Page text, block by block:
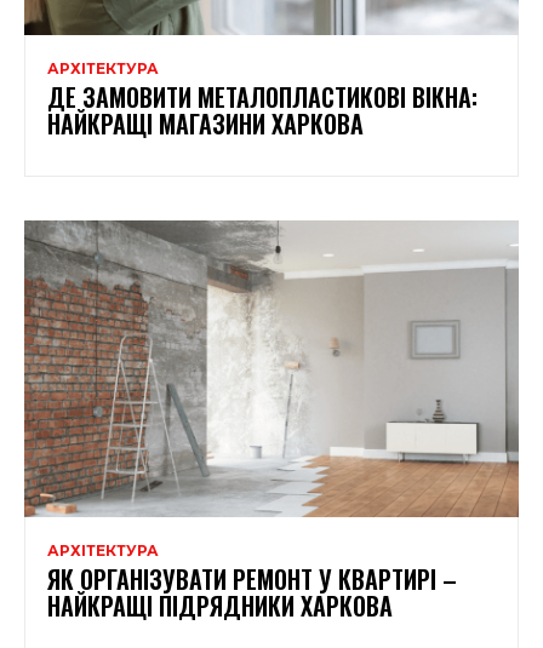
АРХІТЕКТУРА
ДЕ ЗАМОВИТИ МЕТАЛОПЛАСТИКОВІ ВІКНА:
НАЙКРАЩІ МАГАЗИНИ ХАРКОВА
АРХІТЕКТУРА
ЯК ОРГАНІЗУВАТИ РЕМОНТ У КВАРТИРІ –
НАЙКРАЩІ ПІДРЯДНИКИ ХАРКОВА